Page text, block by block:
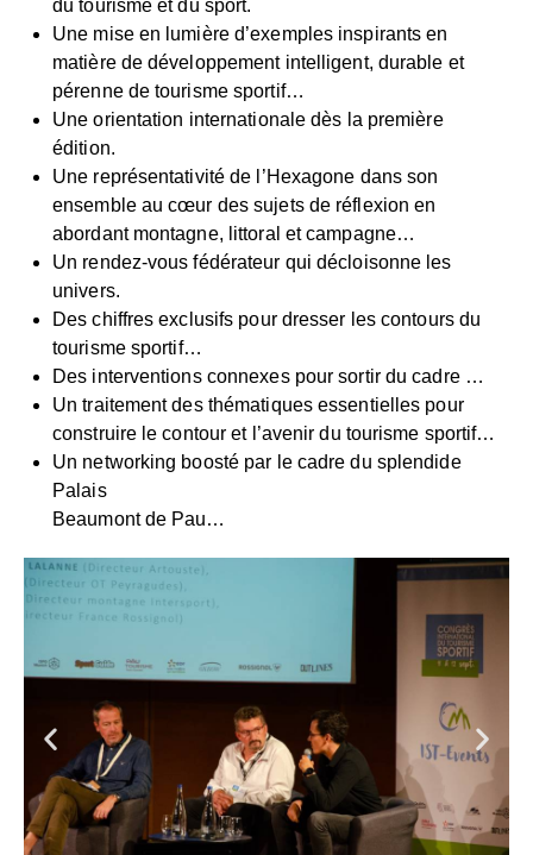
du tourisme et du sport.
Une mise en lumière d’exemples inspirants en
matière de développement intelligent, durable et
pérenne de tourisme sportif…
Une orientation internationale dès la première
édition.
Une représentativité de l’Hexagone dans son
ensemble au cœur des sujets de réflexion en
abordant montagne, littoral et campagne…
Un rendez-vous fédérateur qui décloisonne les
univers.
Des chiffres exclusifs pour dresser les contours du
tourisme sportif…
Des interventions connexes pour sortir du cadre …
Un traitement des thématiques essentielles pour
construire le contour et l’avenir du tourisme sportif…
Un networking boosté par le cadre du splendide
Palais
Beaumont de Pau…